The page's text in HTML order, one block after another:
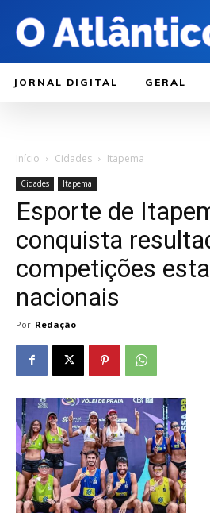
JORNAL DIGITAL GERAL
Início Cidades Itapema
Cidades Itapema
Esporte de
conquista
competições
nacionais
Por Redação -